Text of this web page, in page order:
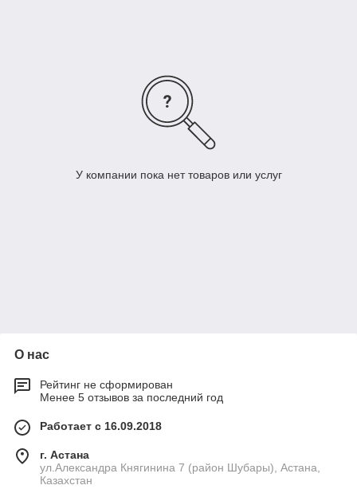
У компании пока нет товаров или услуг
О нас
Рейтинг не сформирован
Менее 5 отзывов за последний год
Работает с 16.09.2018
г. Астана
ул.Александра Княгинина 7 (район Шубары), Астана,
Казахстан